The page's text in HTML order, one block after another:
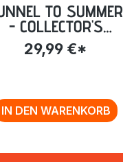
TO SUMMER
- COLLECTOR'S
EDITION [BLU-RAY]
29,99 €*
IN DEN WARENKORB